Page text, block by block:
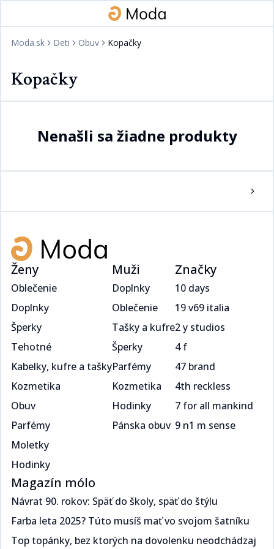
Moda.sk Deti Obuv Kopačky
Kopačky
Nenašli sa žiadne produkty
Ženy
Oblečenie
Doplnky
Šperky
Tehotné
Kabelky, kufre a tašky
Kozmetika
Obuv
Parfémy
Moletky
Hodinky
Muži
Doplnky
Oblečenie
Tašky a kufre
Šperky
Parfémy
Kozmetika
Hodinky
Pánska obuv
Značky
10 days
19 v69 italia
2 y studios
4 f
47 brand
4th reckless
7 for all mankind
9 n1 m sense
Magazín mólo
Návrat 90. rokov: Späť do školy, späť do štýlu​​​​‌ ‍ ​‍​‍‌‍ ‌ ​‍‌‍‍‌‌‍‌ ‌‍‍‌‌‍ ‍​‍​‍​ ‍‍​‍​‍‌ ​ ‌‍​‌‌‍ ‍‌‍‍‌‌ ‌​‌ ‍‌​‍ ‍‌‍‍‌‌‍ ​‍​‍​‍ ​​‍​‍‌‍‍​‌ ​‍‌‍‌‌‌‍‌‍​‍​‍​ ‍‍​‍​‍‌‍‍​‌ ‌​‌ ‌​‌ ​​​ ‍‍​‍ ​‍ ‌‍ ​‌‍ ‌‍​ ‌‍​‌‌‍ ​‌‍‍​‌‍ ‌ ​ ‌ ‌​​ ‍‍​ ​ ​ ​​​ ​​​ ​​​‍ ‌ ​ ‌ ‌​‌ ‌‌‌‍‌​‌‍‍‌‌‍ ​‍ ‌‍‍‌‌‍ ‍‌ ‌​‌‍‌‌‌‍ ‍‌ ‌​​‍ ‌‍‌‌‌‍‌​‌‍‍‌‌ ‌​​‍ ‌‍ ‌‌‍ ‌‍‌​‌‍‌‌​ ‌‌ ​​‌ ​‍‌‍‌‌‌ ​ ‌‍‌‌‌‍ ‍‌ ‌​‌‍​‌‌ ‌​‌‍‍‌‌‍ ‌‍ ‍​ ‍ ‌‍‍‌‌‍‌​​ ‌​ ​‍‌‍​ ‌‍​ ‌‍‌​​ ‍​​ ‍​​ ‌‌​ ​‌​‍ ‌​ ‍​​ ​ ‌‍​‌​ ​‌​‍ ‌​ ‌​‌‍‌​​ ​‌​ ​‍​‍ ‌‌‍​‌‌‍​‌​ ​​​ ​​​‍ ‌​ ‍‌​ ‌ ​ ​‌‌‍​ ​ ​‌​ ​‌‌‍​‍‌‍‌​​ ​‍‌‍‌​‌‍‌‍​ ‌ ​ ‍ ‌ ‌​‌ ‍‌‌ ​​‌‍‌‌​ ‌‌ ​​‌‍ ‌ ​ ‌ ‌​​ ‍ ‌ ​​‌‍​‌‌ ‌​‌‍‍​​ ‌‌ ‌​‌‍‍‌‌ ‌​‌‍ ​‌‍‌‌​ ‌‍​‍‌‍​‌‌ ​ ‌‍‌‌‌‌‌‌‌ ​‍‌‍ ​​ ‌‌‍‍​‌ ‌​‌ ‌​‌ ​​​‍‌‌​ ​ ‌​​‌​‍‌‌​ ​‍‌​‌‍​‍‌‌​ ​‍‌​‌‍‌‍ ​‌‍ ‌‍​ ‌‍​‌‌‍ ​‌‍‍​‌‍ ‌ ​ ‌ ‌​​‍‌‌​ ​ ‌​​‌​ ​ ​ ​​​ ​​​ ​​​‍‌‌​ ​‍‌​‌‍‌ ​ ‌ ‌​‌ ‌‌‌‍‌​‌‍‍‌‌‍ ​‍‌‍‌‍‍‌‌‍‌​​ ‌​ ​‍‌‍​ ‌‍​ ‌‍‌​​ ‍​​ ‍​​ ‌‌​ ​‌​‍ ‌​ ‍​​ ​ ‌‍​‌​ ​‌​‍ ‌​ ‌​‌‍‌​​ ​‌​ ​‍​‍ ‌‌‍​‌‌‍​‌​ ​​​ ​​​‍ ‌​ ‍‌​ ‌ ​ ​‌‌‍​ ​ ​‌​ ​‌‌‍​‍‌‍‌​​ ​‍‌‍‌​‌‍‌‍​ ‌ ​‍‌‍‌ ‌​‌ ‍‌‌ ​​‌‍‌‌​ ‌‌ ​​‌‍ ‌ ​ ‌ ‌​​‍‌‍‌ ​​‌‍​‌‌ ‌​‌‍‍​​ ‌‌ ‌​‌‍‍‌‌ ‌​‌‍ ​‌‍‌‌​‍‌‍‌ ​​‌‍‌‌‌ ​‍‌ ​ ‌ ​​‌‍‌‌‌‍​ ‌ ‌​‌‍‍‌‌ ‌‍‌‍‌‌​ ‌‌ ​​‌ ‌‌‌‍​‍‌‍ ​‌‍‍‌‌ ​ ‌‍‍​‌‍‌‌‌‍‌​​‍​‍‌ ‌
Farba leta 2025? Túto musíš mať vo svojom šatníku ​​​​‌ ‍ ​‍​‍‌‍ ‌ ​‍‌‍‍‌‌‍‌ ‌‍‍‌‌‍ ‍​‍​‍​ ‍‍​‍​‍‌ ​ ‌‍​‌‌‍ ‍‌‍‍‌‌ ‌​‌ ‍‌​‍ ‍‌‍‍‌‌‍ ​‍​‍​‍ ​​‍​‍‌‍‍​‌ ​‍‌‍‌‌‌‍‌‍​‍​‍​ ‍‍​‍​‍‌‍‍​‌ ‌​‌ ‌​‌ ​​​ ‍‍​‍ ​‍ ‌‍ ​‌‍ ‌‍​ ‌‍​‌‌‍ ​‌‍‍​‌‍ ‌ ​ ‌ ‌​​ ‍‍​ ​ ​ ​​​ ​​​ ​​​‍ ‌ ​ ‌ ‌​‌ ‌‌‌‍‌​‌‍‍‌‌‍ ​‍ ‌‍‍‌‌‍ ‍‌ ‌​‌‍‌‌‌‍ ‍‌ ‌​​‍ ‌‍‌‌‌‍‌​‌‍‍‌‌ ‌​​‍ ‌‍ ‌‌‍ ‌‍‌​‌‍‌‌​ ‌‌ ​​‌ ​‍‌‍‌‌‌ ​ ‌‍‌‌‌‍ ‍‌ ‌​‌‍​‌‌ ‌​‌‍‍‌‌‍ ‌‍ ‍​ ‍ ‌‍‍‌‌‍‌​​ ‌​ ​‌‌‍​‌​ ‌​​ ‌‍​ ​​‌‍​‌​ ​‍‌‍​‍​‍ ‌​ ‍​‌‍​‍‌‍​‍‌‍‌‍​‍ ‌​ ‌​‌‍‌‍​ ​​​ ​‍​‍ ‌‌‍​‌‌‍​‍​ ‌ ‌‍‌‍​‍ ‌‌‍‌‍​ ‍‌‌‍​ ‌‍​‍​ ‍‌​ ‍‌‌‍‌‌​ ​​‌‍‌‍​ ​ ‌‍‌​​ ​‍​ ‍ ‌ ‌​‌ ‍‌‌ ​​‌‍‌‌​ ‌‌ ​​‌‍ ‌ ​ ‌ ‌​​ ‍ ‌ ​​‌‍​‌‌ ‌​‌‍‍​​ ‌‌ ‌​‌‍‍‌‌ ‌​‌‍ ​‌‍‌‌​ ‌‍​‍‌‍​‌‌ ​ ‌‍‌‌‌‌‌‌‌ ​‍‌‍ ​​ ‌‌‍‍​‌ ‌​‌ ‌​‌ ​​​‍‌‌​ ​ ‌​​‌​‍‌‌​ ​‍‌​‌‍​‍‌‌​ ​‍‌​‌‍‌‍ ​‌‍ ‌‍​ ‌‍​‌‌‍ ​‌‍‍​‌‍ ‌ ​ ‌ ‌​​‍‌‌​ ​ ‌​​‌​ ​ ​ ​​​ ​​​ ​​​‍‌‌​ ​‍‌​‌‍‌ ​ ‌ ‌​‌ ‌‌‌‍‌​‌‍‍‌‌‍ ​‍‌‍‌‍‍‌‌‍‌​​ ‌​ ​‌‌‍​‌​ ‌​​ ‌‍​ ​​‌‍​‌​ ​‍‌‍​‍​‍ ‌​ ‍​‌‍​‍‌‍​‍‌‍‌‍​‍ ‌​ ‌​‌‍‌‍​ ​​​ ​‍​‍ ‌‌‍​‌‌‍​‍​ ‌ ‌‍‌‍​‍ ‌‌‍‌‍​ ‍‌‌‍​ ‌‍​‍​ ‍‌​ ‍‌‌‍‌‌​ ​​‌‍‌‍​ ​ ‌‍‌​​ ​‍​‍‌‍‌ ‌​‌ ‍‌‌ ​​‌‍‌‌​ ‌‌ ​​‌‍ ‌ ​ ‌ ‌​​‍‌‍‌ ​​‌‍​‌‌ ‌​‌‍‍​​ ‌‌ ‌​‌‍‍‌‌ ‌​‌‍ ​‌‍‌‌​‍‌‍‌ ​​‌‍‌‌‌ ​‍‌ ​ ‌ ​​‌‍‌‌‌‍​ ‌ ‌​‌‍‍‌‌ ‌‍‌‍‌‌​ ‌‌ ​​‌ ‌‌‌‍​‍‌‍ ​‌‍‍‌‌ ​ ‌‍‍​‌‍‌‌‌‍‌​​‍​‍‌ ‌
Top topánky, bez ktorých na dovolenku neodchádzaj​​​​‌ ‍ ​‍​‍‌‍ ‌ ​‍‌‍‍‌‌‍‌ ‌‍‍‌‌‍ ‍​‍​‍​ ‍‍​‍​‍‌ ​ ‌‍​‌‌‍ ‍‌‍‍‌‌ ‌​‌ ‍‌​‍ ‍‌‍‍‌‌‍ ​‍​‍​‍ ​​‍​‍‌‍‍​‌ ​‍‌‍‌‌‌‍‌‍​‍​‍​ ‍‍​‍​‍‌‍‍​‌ ‌​‌ ‌​‌ ​​​ ‍‍​‍ ​‍ ‌‍ ​‌‍ ‌‍​ ‌‍​‌‌‍ ​‌‍‍​‌‍ ‌ ​ ‌ ‌​​ ‍‍​ ​ ​ ​​​ ​​​ ​​​‍ ‌ ​ ‌ ‌​‌ ‌‌‌‍‌​‌‍‍‌‌‍ ​‍ ‌‍‍‌‌‍ ‍‌ ‌​‌‍‌‌‌‍ ‍‌ ‌​​‍ ‌‍‌‌‌‍‌​‌‍‍‌‌ ‌​​‍ ‌‍ ‌‌‍ ‌‍‌​‌‍‌‌​ ‌‌ ​​‌ ​‍‌‍‌‌‌ ​ ‌‍‌‌‌‍ ‍‌ ‌​‌‍​‌‌ ‌​‌‍‍‌‌‍ ‌‍ ‍​ ‍ ‌‍‍‌‌‍‌​​ ‌​ ​‌​ ‍‌​ ​‍‌‍​ ​ ‌ ​ ​‌​ ‌‌​ ​‍​‍ ‌‌‍​‌‌‍​‌​ ‍​‌‍​‍​‍ ‌​ ‌​​ ‌‌​ ‍‌‌‍‌‍​‍ ‌‌‍​‌​ ‍​​ ‌ ​ ‍​​‍ ‌​ ‍‌​ ‌ ​ ​​​ ‍‌‌‍​ ​ ‍​​ ‍‌​ ​‍​ ​​‌‍‌‍‌‍​‍‌‍‌‌​ ‍ ‌ ‌​‌ ‍‌‌ ​​‌‍‌‌​ ‌‌ ​​‌‍ ‌ ​ ‌ ‌​​ ‍ ‌ ​​‌‍​‌‌ ‌​‌‍‍​​ ‌‌ ‌​‌‍‍‌‌ ‌​‌‍ ​‌‍‌‌​ ‌‍​‍‌‍​‌‌ ​ ‌‍‌‌‌‌‌‌‌ ​‍‌‍ ​​ ‌‌‍‍​‌ ‌​‌ ‌​‌ ​​​‍‌‌​ ​ ‌​​‌​‍‌‌​ ​‍‌​‌‍​‍‌‌​ ​‍‌​‌‍‌‍ ​‌‍ ‌‍​ ‌‍​‌‌‍ ​‌‍‍​‌‍ ‌ ​ ‌ ‌​​‍‌‌​ ​ ‌​​‌​ ​ ​ ​​​ ​​​ ​​​‍‌‌​ ​‍‌​‌‍‌ ​ ‌ ‌​‌ ‌‌‌‍‌​‌‍‍‌‌‍ ​‍‌‍‌‍‍‌‌‍‌​​ ‌​ ​‌​ ‍‌​ ​‍‌‍​ ​ ‌ ​ ​‌​ ‌‌​ ​‍​‍ ‌‌‍​‌‌‍​‌​ ‍​‌‍​‍​‍ ‌​ ‌​​ ‌‌​ ‍‌‌‍‌‍​‍ ‌‌‍​‌​ ‍​​ ‌ ​ ‍​​‍ ‌​ ‍‌​ ‌ ​ ​​​ ‍‌‌‍​ ​ ‍​​ ‍‌​ ​‍​ ​​‌‍‌‍‌‍​‍‌‍‌‌​‍‌‍‌ ‌​‌ ‍‌‌ ​​‌‍‌‌​ ‌‌ ​​‌‍ ‌ ​ ‌ ‌​​‍‌‍‌ ​​‌‍​‌‌ ‌​‌‍‍​​ ‌‌ ‌​‌‍‍‌‌ ‌​‌‍ ​‌‍‌‌​‍‌‍‌ ​​‌‍‌‌‌ ​‍‌ ​ ‌ ​​‌‍‌‌‌‍​ ‌ ‌​‌‍‍‌‌ ‌‍‌‍‌‌​ ‌‌ ​​‌ ‌‌‌‍​‍‌‍ ​‌‍‍‌‌ ​ ‌‍‍​‌‍‌‌‌‍‌​​‍​‍‌ ‌